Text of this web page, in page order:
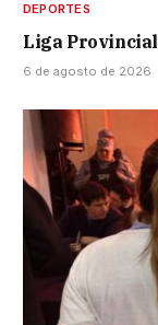
DEPORTES
Liga
6 de agosto de 2026